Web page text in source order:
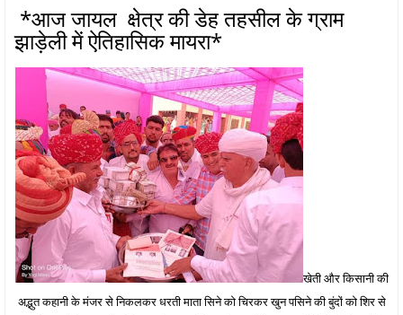
*आज जायल क्षेत्र की डेह तहसील के ग्राम
झाड़ेली में ऐतिहासिक मायरा*
खेती और किसानी की
अद्भुत कहानी के मंजर से निकलकर धरती माता सिने को चिरकर खुन पसिने की बुंदों को शिर से